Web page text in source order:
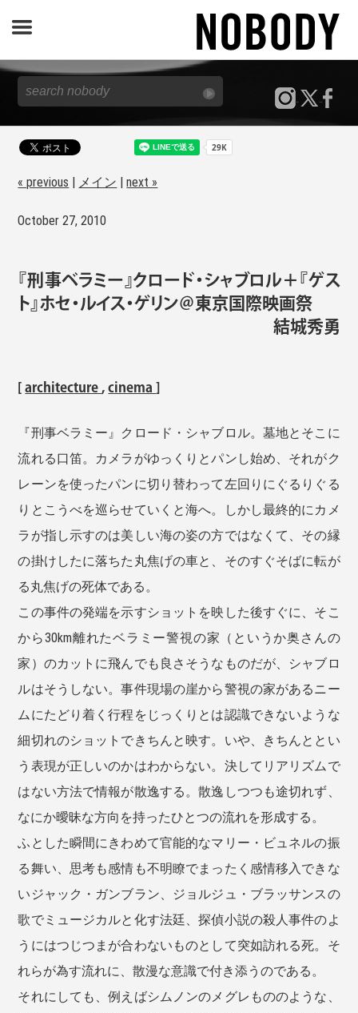
JOURNAL
SPECIAL
REPORT
NOBODY STORE
« previous メイン |next »
October 27, 2010
『刑事ベラミー』クロード・シャブロル＋『ゲス
ト』ホセ・ルイス・ゲリン＠東京国際映画祭
結城秀勇
[architecture,cinema]
『刑事ベラミー』クロード・シャブロル。墓地とそこに
流れる口笛。カメラがゆっくりとパンし始め、それがク
レーンを使ったパンに切り替わって左回りにぐるりぐる
りとこうべを巡らせていくと海へ。しかし最終的にカメ
ラが指し示すのは美しい海の姿の方ではなくて、その縁
の掛けしたに落ちた丸焦げの車と、そのすぐそばに転が
る丸焦げの死体である。
この事件の発端を示すショットを映した後すぐに、そこ
から30km離れたベラミー警視の家（というか奥さんの
家）のカットに飛んでも良さそうなものだが、シャブロ
ルはそうしない。事件現場の崖から警視の家があるニー
ムにたどり着く行程をじっくりとは認識できないような
細切れのショットできちんと映す。いや、きちんととい
う表現が正しいのかはわからない。決してリアリズムで
はない方法で情報が散逸する。散逸しつつも途切れず、
なにか曖昧な方向を持ったひとつの流れを形成する。
ふとした瞬間にきわめて官能的なマリー・ビュネルの振
る舞い、思考も感情も不明瞭でまったく感情移入できな
いジャック・ガンブラン、ジョルジュ・ブラッサンスの
歌でミュージカルと化す法廷、探偵小説の殺人事件のよ
うにはつじつまが合わないものとして突如訪れる死。そ
れらが為す流れに、散漫な意識で付き添うのである。
それにしても、例えばシムノンのメグレもののような、